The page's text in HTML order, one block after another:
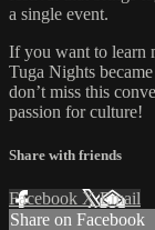
a single event.
If you want to learn
Tuga Nights
don’t miss this
passion for culture!
Share with friends
Facebook XEmail
Share on Facebook